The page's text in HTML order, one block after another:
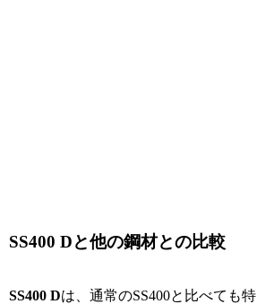
SS400 Dと他の鋼材との比較
SS400 Dは、通常のSS400と比べても特